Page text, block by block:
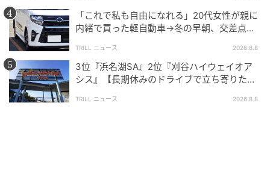
ベビーカレンダー
「これで私も自由になれる」20代女性が親に
内緒で買った軽自動車→冬の早朝、交差点で
TRILL ニュース 2026.8.8
3位『浜名湖SA』2位『刈谷ハイウェイオア
シス』【長期休みのドライブで立ち寄りたい
実」
TRILL ニュース 2026.8.8